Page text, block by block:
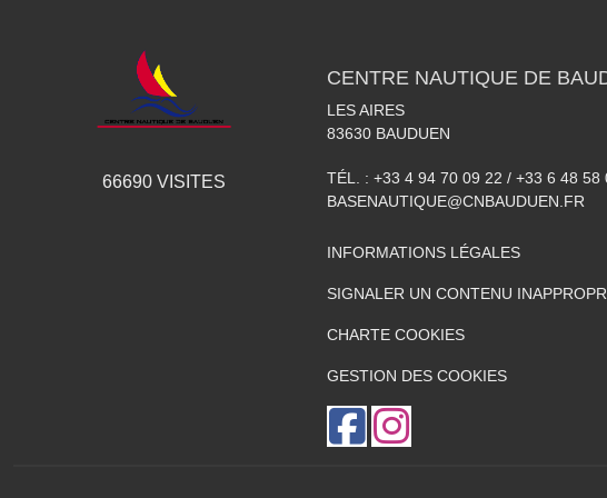
66690VISITES
CENTRE NAUTIQUE DE
LES AIRES
83630 BAUDUEN
TÉL. : +33 4 94 70 09 22 / +33 6 48 58
BASENAUTIQUE@CNBAUDUEN.FR
INFORMATIONS LÉGALES
SIGNALER UN CONTENU
CHARTE COOKIES
GESTION DES COOKIES